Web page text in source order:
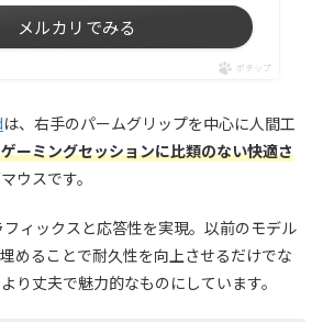
メルカリでみる
ポチップ
は、右手のパームグリップを中心に人間工
ーミングセッションに比類のない快適さ
ウスです。
ィックスと応答性を実現。以前のモデル
めることで耐久性を向上させるだけでな
り丈夫で魅力的なものにしています。